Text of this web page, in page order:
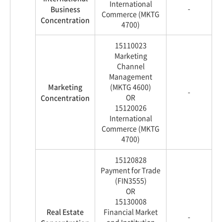
Business
Concentration
International
Commerce (MKTG
4700)
-
Marketing
Concentration
15110023
Marketing
Channel
Management
(MKTG 4600)
OR
15120026
International
Commerce (MKTG
4700)
-
Real Estate
15120828
Payment for Trade
(FIN3555)
OR
15130008
Financial Market
-